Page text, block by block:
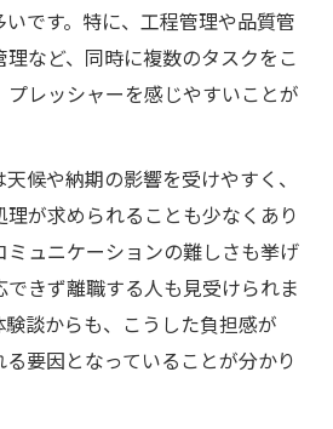
です。特に、工程管理や品質管
など、同時に複数のタスクをこ
レッシャーを感じやすいことが
候や納期の影響を受けやすく、
が求められることも少なくあり
ミュニケーションの難しさも挙げ
きず離職する人も見受けられま
談からも、こうした負担感が
る要因となっていることが分かり